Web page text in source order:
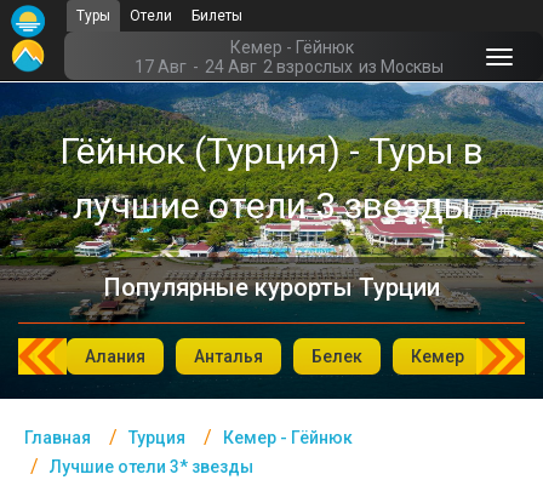
Туры Отели Билеты
Кемер - Гёйнюк
17 Авг - 24 Авг 2 взрослых из Москвы
Гёйнюк (Турция) - Туры в
лучшие отели 3 звезды
Популярные курорты Турции
Алания Анталья Белек Кемер
Главная Турция
Кемер - Гёйнюк
Лучшие отели 3* звезды
Главная
Турция- Курорты
Офис г. Москва
Помощь
Подборки отелей
Турция
Таиланд
Египет